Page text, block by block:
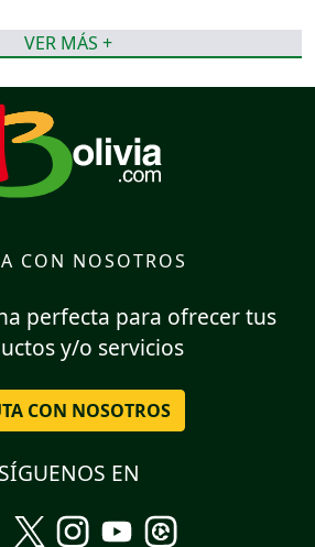
VER MÁS +
CON NOSOTROS
perfecta para ofrecer tus
y/o servicios
CON NOSOTROS
SÍGUENOS EN